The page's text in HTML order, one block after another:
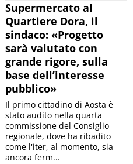
Supermercato al
Quartiere Dora, il
sindaco: «Progetto
sarà valutato con
grande rigore, sulla
base dell’interesse
pubblico»
Il primo cittadino di Aosta è
stato audito nella quarta
commissione del Consiglio
regionale, dove ha ribadito
come l'iter, al momento, sia
ancora ferm...